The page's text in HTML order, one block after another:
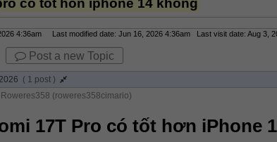
co tot hon iphone 14 khong
4:36am Last modified date: Jun 16, 2026 4:36am Last visit date: Aug 3,
Post a new Topic
( 1 post )
(roweres358cimario)
17T Pro có tốt hơn iPhone